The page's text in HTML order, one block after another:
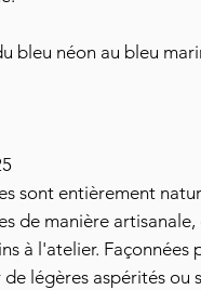
bleu néon au bleu
sont entièrement
de manière artisanale,
à l'atelier. Façonnées
légères aspérités ou